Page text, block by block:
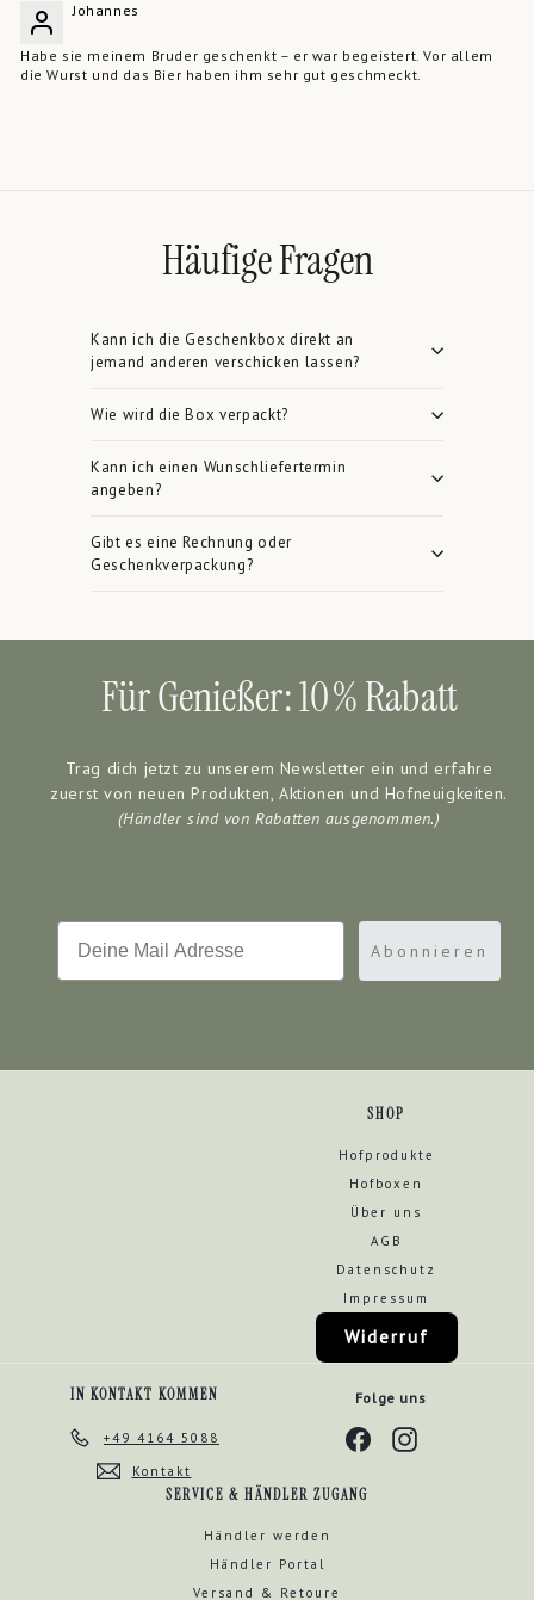
Johannes
Habe sie meinem Bruder geschenkt – er war begeistert. Vor allem
die Wurst und das Bier haben ihm sehr gut geschmeckt.
Häufige Fragen
Kann ich die Geschenkbox direkt an
jemand anderen verschicken lassen?
Wie wird die Box verpackt?
Kann ich einen Wunschliefertermin
angeben?
Gibt es eine Rechnung oder
Geschenkverpackung?
Für Genießer: 10 % Rabatt
Trag dich jetzt zu unserem Newsletter ein und erfahre
zuerst von neuen Produkten, Aktionen und Hofneuigkeiten.
(Händler sind von Rabatten ausgenommen.)
Email
Abonnieren
SHOP
Hofprodukte
Hofboxen
Über uns
AGB
Datenschutz
Impressum
Widerruf
IN KONTAKT KOMMEN
+49 4164 5088
Kontakt
Folge uns
FacebookInstagram
SERVICE & HÄNDLER ZUGANG
Händler werden
Händler Portal
Versand & Retoure